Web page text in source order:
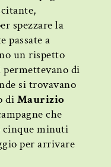
spezzare la
passate a
un rispetto
di
si trovavano
diMaurizio
che
cinque minuti
per arrivare